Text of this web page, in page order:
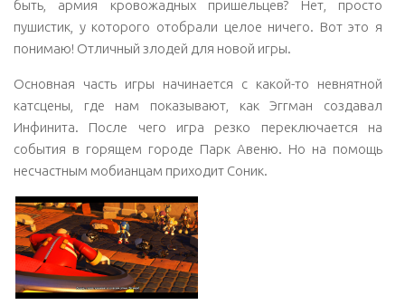
Древняя богиня, уничтожающая мир каждые две тысячи
быть, армия кровожадных пришельцев? Нет, просто
пушистик, у которого отобрали целое ничего. Вот это я
понимаю! Отличный злодей для новой игры.
Основная часть игры начинается с какой-то невнятной
Инфинита. После чего игра резко переключается на
события в горящем городе Парк Авеню. Но на помощь
несчастным мобианцам приходит Соник.